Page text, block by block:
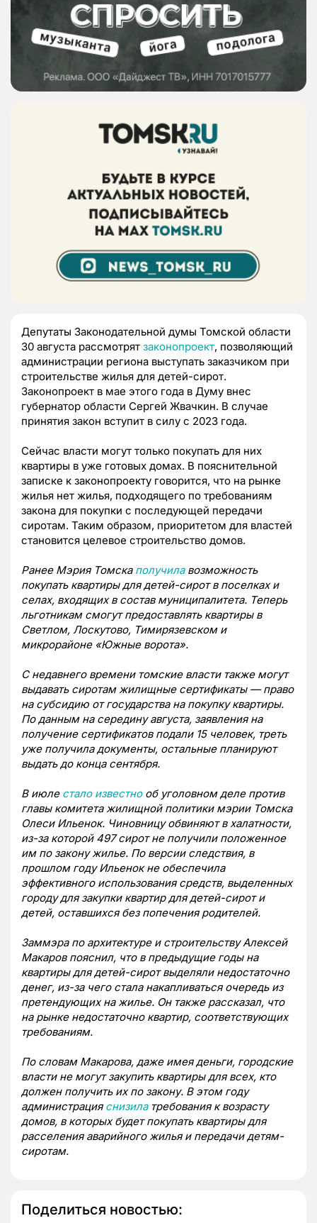
Депутаты Законодательной думы Томской области
30 августа рассмотрят законопроект, позволяющий
администрации региона выступать заказчиком при
строительстве жилья для детей-сирот.
Законопроект в мае этого года в Думу внес
губернатор области Сергей Жвачкин. В случае
принятия закон вступит в силу с 2023 года.
Сейчас власти могут только покупать для них
квартиры в уже готовых домах. В пояснительной
записке к законопроекту говорится, что на рынке
жилья нет жилья, подходящего по требованиям
закона для покупки с последующей передачи
сиротам. Таким образом, приоритетом для властей
становится целевое строительство домов.
Ранее Мэрия Томска получилавозможность
покупать квартиры для детей-сирот в поселках и
селах, входящих в состав муниципалитета. Теперь
льготникам смогут предоставлять квартиры в
Светлом, Лоскутово, Тимирязевском и
микрорайоне «Южные ворота».
С недавнего времени томские власти также могут
выдавать сиротам жилищные сертификаты — право
на субсидию от государства на покупку квартиры.
По данным на середину августа, заявления на
получение сертификатов подали 15 человек, треть
уже получила документы, остальные планируют
выдать до конца сентября.
В июле стало известнооб уголовном деле против
главы комитета жилищной политики мэрии Томска
Олеси Ильенок. Чиновницу обвиняют в халатности,
из-за которой 497 сирот не получили положенное
им по закону жилье. По версии следствия, в
прошлом году Ильенок не обеспечила
эффективного использования средств, выделенных
городу для закупки квартир для детей-сирот и
детей, оставшихся без попечения родителей.
Заммэра по архитектуре и строительству Алексей
Макаров пояснил, что в предыдущие годы на
квартиры для детей-сирот выделяли недостаточно
денег, из-за чего стала накапливаться очередь из
претендующих на жилье. Он также рассказал, что
на рынке недостаточно квартир, соответствующих
требованиям.
По словам Макарова, даже имея деньги, городские
власти не могут закупить квартиры для всех, кто
должен получить их по закону. В этом году
администрация снизилатребования к возрасту
домов, в которых будет покупать квартиры для
расселения аварийного жилья и передачи детям-
сиротам.
Поделиться новостью: